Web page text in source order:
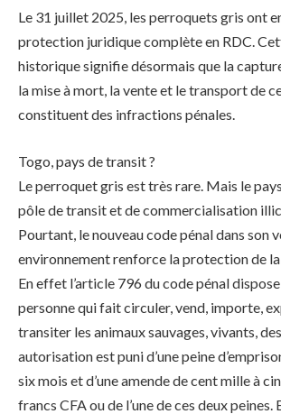
Le 31 juillet 2025, les perroquets gris ont
protection juridique complète en RDC.
historique signifie désormais que la
la mise à mort, la vente et le transport de
constituent des infractions pénales.
Togo, pays de transit ?
Le perroquet gris est très rare. Mais le
pôle de transit et de commercialisation
Pourtant, le nouveau code pénal dans son
environnement renforce la protection de
En effet l’article 796 du code pénal
personne qui fait circuler, vend, importe,
transiter les animaux sauvages, vivants,
autorisation est puni d’une peine
six mois et d’une amende de cent mille à
francs CFA ou de l’une de ces deux peines.